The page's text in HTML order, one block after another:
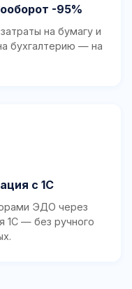
-95%
на бумагу и
бухгалтерию — на
с 1С
ЭДО через
1С — без ручного